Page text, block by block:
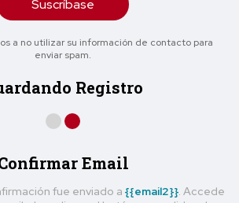
Suscríbase
a no utilizar su información de contacto para
enviar spam.
Registro
Email
fue enviado a {{email2}} . Accede